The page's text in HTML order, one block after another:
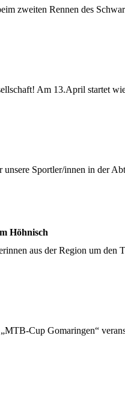
zweiten Rennen des
Am 13.April startet
Sportler/innen in der
Höhnisch
aus der Region um
Cup Gomaringen“